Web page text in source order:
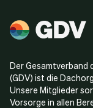
Der Gesamtverband
(GDV) ist die
Unsere Mitglieder
Vorsorge in allen